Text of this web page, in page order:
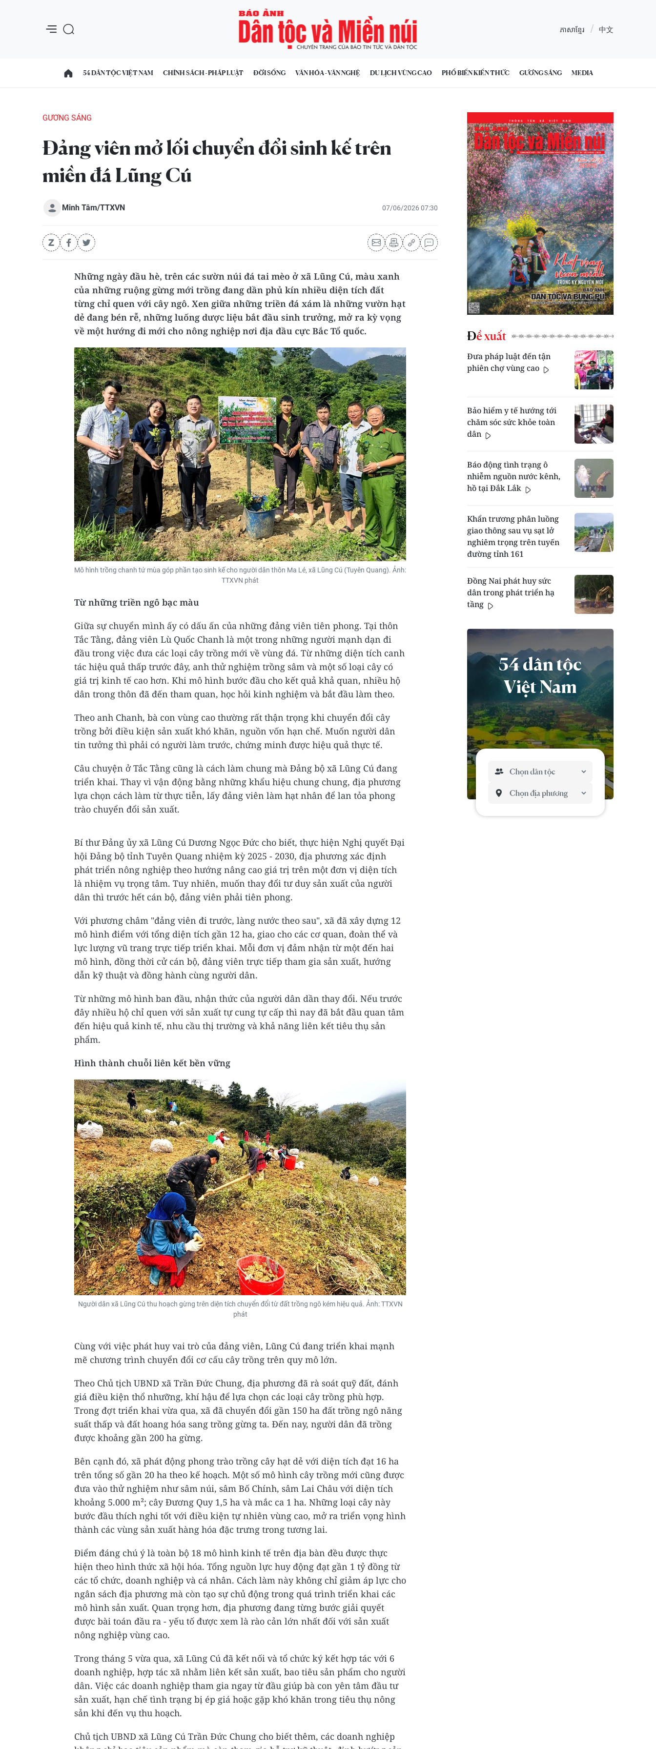
ភាសាខ្មែរ 中文
54 DÂN TỘC VIỆT NAM CHÍNH SÁCH - PHÁP LUẬT ĐỜI SỐNG VĂN HÓA - VĂN NGHỆ DU LỊCH VÙNG CAO PHỔ BIẾN KIẾN THỨC GƯƠNG SÁNG MEDIA
GƯƠNG SÁNG
Đảng viên mở lối chuyển đổi sinh kế trên
miền đá Lũng Cú
Minh Tâm/TTXVN 07/06/2026 07:30
Những ngày đầu hè, trên các sườn núi đá tai mèo ở xã Lũng Cú, màu xanh
của những ruộng gừng mới trồng đang dần phủ kín nhiều diện tích đất
từng chỉ quen với cây ngô. Xen giữa những triền đá xám là những vườn hạt
dẻ đang bén rễ, những luống dược liệu bắt đầu sinh trưởng, mở ra kỳ vọng
về một hướng đi mới cho nông nghiệp nơi địa đầu cực Bắc Tổ quốc.
Mô hình trồng chanh tứ mùa góp phần tạo sinh kế cho người dân thôn Ma Lé, xã Lũng Cú (Tuyên Quang). Ảnh:
TTXVN phát
Từ những triền ngô bạc màu
Giữa sự chuyển mình ấy có dấu ấn của những đảng viên tiên phong. Tại thôn
Tắc Tằng, đảng viên Lù Quốc Chanh là một trong những người mạnh dạn đi
đầu trong việc đưa các loại cây trồng mới về vùng đá. Từ những diện tích canh
tác hiệu quả thấp trước đây, anh thử nghiệm trồng sâm và một số loại cây có
giá trị kinh tế cao hơn. Khi mô hình bước đầu cho kết quả khả quan, nhiều hộ
dân trong thôn đã đến tham quan, học hỏi kinh nghiệm và bắt đầu làm theo.
Theo anh Chanh, bà con vùng cao thường rất thận trọng khi chuyển đổi cây
trồng bởi điều kiện sản xuất khó khăn, nguồn vốn hạn chế. Muốn người dân
tin tưởng thì phải có người làm trước, chứng minh được hiệu quả thực tế.
Câu chuyện ở Tắc Tằng cũng là cách làm chung mà Đảng bộ xã Lũng Cú đang
triển khai. Thay vì vận động bằng những khẩu hiệu chung chung, địa phương
lựa chọn cách làm từ thực tiễn, lấy đảng viên làm hạt nhân để lan tỏa phong
trào chuyển đổi sản xuất.
Bí thư Đảng ủy xã Lũng Cú Dương Ngọc Đức cho biết, thực hiện Nghị quyết Đại
hội Đảng bộ tỉnh Tuyên Quang nhiệm kỳ 2025 - 2030, địa phương xác định
phát triển nông nghiệp theo hướng nâng cao giá trị trên một đơn vị diện tích
là nhiệm vụ trọng tâm. Tuy nhiên, muốn thay đổi tư duy sản xuất của người
dân thì trước hết cán bộ, đảng viên phải tiên phong.
Với phương châm "đảng viên đi trước, làng nước theo sau", xã đã xây dựng 12
mô hình điểm với tổng diện tích gần 12 ha, giao cho các cơ quan, đoàn thể và
lực lượng vũ trang trực tiếp triển khai. Mỗi đơn vị đảm nhận từ một đến hai
mô hình, đồng thời cử cán bộ, đảng viên trực tiếp tham gia sản xuất, hướng
dẫn kỹ thuật và đồng hành cùng người dân.
Từ những mô hình ban đầu, nhận thức của người dân dần thay đổi. Nếu trước
đây nhiều hộ chỉ quen với sản xuất tự cung tự cấp thì nay đã bắt đầu quan tâm
đến hiệu quả kinh tế, nhu cầu thị trường và khả năng liên kết tiêu thụ sản
phẩm.
Hình thành chuỗi liên kết bền vững
Người dân xã Lũng Cú thu hoạch gừng trên diện tích chuyển đổi từ đất trồng ngô kém hiệu quả. Ảnh: TTXVN
phát
Cùng với việc phát huy vai trò của đảng viên, Lũng Cú đang triển khai mạnh
mẽ chương trình chuyển đổi cơ cấu cây trồng trên quy mô lớn.
Theo Chủ tịch UBND xã Trần Đức Chung, địa phương đã rà soát quỹ đất, đánh
giá điều kiện thổ nhưỡng, khí hậu để lựa chọn các loại cây trồng phù hợp.
Trong đợt triển khai vừa qua, xã đã chuyển đổi gần 150 ha đất trồng ngô năng
suất thấp và đất hoang hóa sang trồng gừng ta. Đến nay, người dân đã trồng
được khoảng gần 200 ha gừng.
Bên cạnh đó, xã phát động phong trào trồng cây hạt dẻ với diện tích đạt 16 ha
trên tổng số gần 20 ha theo kế hoạch. Một số mô hình cây trồng mới cũng được
đưa vào thử nghiệm như sâm núi, sâm Bố Chính, sâm Lai Châu với diện tích
khoảng 5.000 m²; cây Đương Quy 1,5 ha và mắc ca 1 ha. Những loại cây này
bước đầu thích nghi tốt với điều kiện tự nhiên vùng cao, mở ra triển vọng hình
thành các vùng sản xuất hàng hóa đặc trưng trong tương lai.
Điểm đáng chú ý là toàn bộ 18 mô hình kinh tế trên địa bàn đều được thực
hiện theo hình thức xã hội hóa. Tổng nguồn lực huy động đạt gần 1 tỷ đồng từ
các tổ chức, doanh nghiệp và cá nhân. Cách làm này không chỉ giảm áp lực cho
ngân sách địa phương mà còn tạo sự chủ động trong quá trình triển khai các
mô hình sản xuất. Quan trọng hơn, địa phương đang từng bước giải quyết
được bài toán đầu ra - yếu tố được xem là rào cản lớn nhất đối với sản xuất
nông nghiệp vùng cao.
Trong tháng 5 vừa qua, xã Lũng Cú đã kết nối và tổ chức ký kết hợp tác với 6
doanh nghiệp, hợp tác xã nhằm liên kết sản xuất, bao tiêu sản phẩm cho người
dân. Việc các doanh nghiệp tham gia ngay từ đầu giúp bà con yên tâm đầu tư
sản xuất, hạn chế tình trạng bị ép giá hoặc gặp khó khăn trong tiêu thụ nông
sản khi đến vụ thu hoạch.
Chủ tịch UBND xã Lũng Cú Trần Đức Chung cho biết thêm, các doanh nghiệp
Đề xuất
Đưa pháp luật đến tận
phiên chợ vùng cao
Bảo hiểm y tế hướng tới
chăm sóc sức khỏe toàn
dân
Báo động tình trạng ô
nhiễm nguồn nước kênh,
hồ tại Đắk Lắk
Khẩn trương phân luồng
giao thông sau vụ sạt lở
nghiêm trọng trên tuyến
đường tỉnh 161
Đồng Nai phát huy sức
dân trong phát triển hạ
tầng
54 dân tộc
Việt Nam